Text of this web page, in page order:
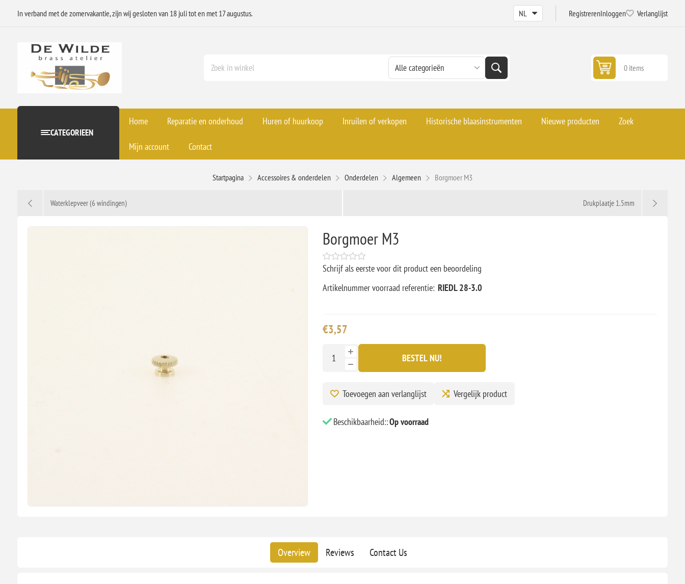
In verband met de zomervakantie, zijn wij gesloten van 18 juli tot en met 17 augustus. RegistrerenInloggen Verlanglijst
0 items
CATEGORIEEN
Home Reparatie en onderhoud Huren of huurkoop Inruilen of verkopen Historische blaasinstrumenten Nieuwe producten Zoek
Mijn account Contact
Startpagina Accessoires & onderdelen Onderdelen Algemeen Borgmoer M3
Waterklepveer (6 windingen) Drukplaatje 1.5mm
Borgmoer M3
Schrijf als eerste voor dit product een beoordeling
Artikelnummer voorraad referentie: RIEDL 28-3.0
€3,57
BESTEL NU!
Toevoegen aan verlanglijst Vergelijk product
Beschikbaarheid::Op voorraad
Overview Reviews Contact Us